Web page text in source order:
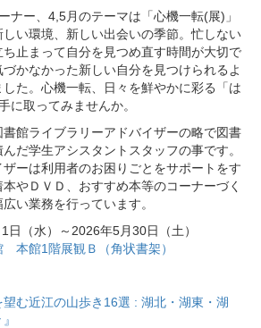
ナー、4,5月のテーマは「心機一転(展)」
い環境、新しい出会いの季節。忙しない
止まって自分を見つめ直す時間が大切で
かなかった新しい自分を見つけられるよ
た。心機一転、日々を鮮やかに彩る「は
に取ってみませんか。
館ライブラリーアドバイザーの略で図書
だ学生アシスタントスタッフの事です。
ーは利用者のお困りごとをサポートをす
やＤＶＤ、おすすめ本等のコーナーづく
い業務を行っています。
日（水）～2026年5月30日（土）
本館1階展観Ｂ（角状書架）
望む近江の山歩き16選 : 湖北・湖東・湖